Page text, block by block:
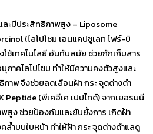
มีประสิทธิภาพสูง – Liposome
(ไลโปโซม เอนแคปซูเลท โฟร์-บิ
ช้เทคโนโลยี อันทันสมัย ช่วยกักเก็บสาร
าคไลโปโซม ทำให้มีความคงตัวสูงและ
าพ จึงช่วยลดเลือนฝ้า กระ จุดด่างดำ
Peptide (พีเคอีเค เปปไทด์) จากเยอรมนี
สูง ช่วยป้องกันและยับยั้งการ เกิดฝ้า
ำบนใบหน้า ทำให้ฝ้า กระ จุดด่างดำแลดู